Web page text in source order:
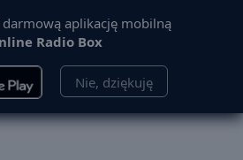
aplikację mobilną
Radio Box
Nie, dziękuję